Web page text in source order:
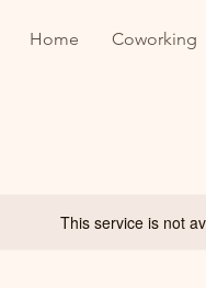
Home Coworking
This service is not